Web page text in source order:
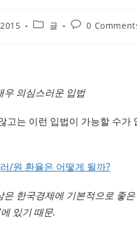
Post글
Post0
우 의심스러운 입법
고는 이런 입법이 가능할 수
/원 환율은 어떻게 될까?
은 한국경제에 기본적으로 좋
있기 때문.